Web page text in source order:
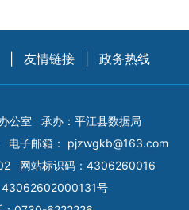
友情链接 政务热线
公室
承办：平江县数据局
电子邮箱： pjzwgkb@163.com
网站标识码：4306260016
43062602000131号